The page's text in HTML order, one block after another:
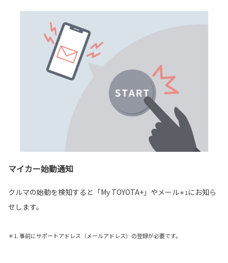
マイカー始動通知
クルマの始動を検知すると「My TOYOTA+」やメール＊1 にお知ら
せします。
＊1. 事前にサポートアドレス（メールアドレス）の登録が必要です。